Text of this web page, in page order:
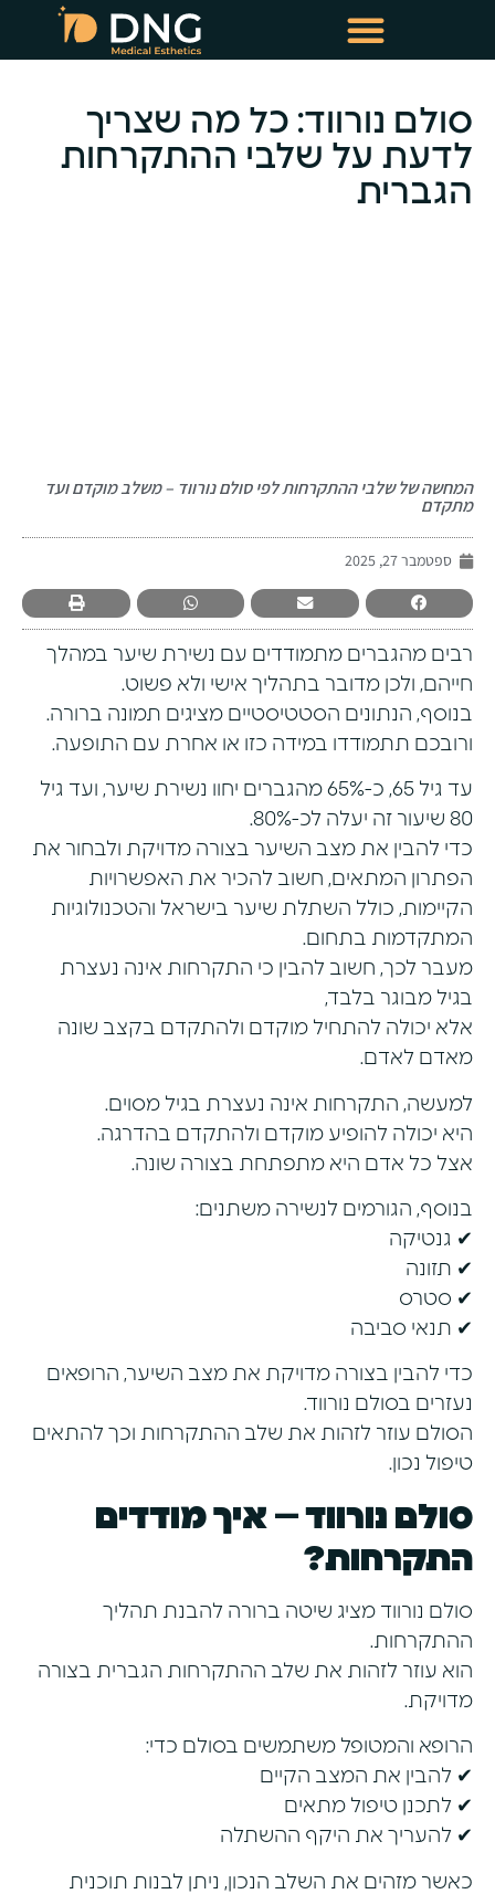
סולם נורווד: כל מה שצריך
לדעת על שלבי ההתקרחות
הגברית
המחשה של שלבי ההתקרחות לפי סולם נורווד – משלב מוקדם ועד
מתקדם
ספטמבר 27, 2025
רבים מהגברים מתמודדים עם נשירת שיער במהלך
חייהם, ולכן מדובר בתהליך אישי ולא פשוט.
בנוסף, הנתונים הסטטיסטיים מציגים תמונה ברורה.
ורובכם תתמודדו במידה כזו או אחרת עם התופעה.
עד גיל 65, כ-65% מהגברים יחוו נשירת שיער, ועד גיל
80 שיעור זה יעלה לכ-80%.
כדי להבין את מצב השיער בצורה מדויקת ולבחור את
הפתרון המתאים, חשוב להכיר את האפשרויות
הקיימות, כולל השתלת שיער בישראל והטכנולוגיות
המתקדמות בתחום.
מעבר לכך, חשוב להבין כי התקרחות אינה נעצרת
בגיל מבוגר בלבד,
אלא יכולה להתחיל מוקדם ולהתקדם בקצב שונה
מאדם לאדם.
למעשה, התקרחות אינה נעצרת בגיל מסוים.
היא יכולה להופיע מוקדם ולהתקדם בהדרגה.
אצל כל אדם היא מתפתחת בצורה שונה.
בנוסף, הגורמים לנשירה משתנים:
✔ גנטיקה
✔ תזונה
✔ סטרס
✔ תנאי סביבה
כדי להבין בצורה מדויקת את מצב השיער, הרופאים
נעזרים בסולם נורווד.
הסולם עוזר לזהות את שלב ההתקרחות וכך להתאים
טיפול נכון.
סולם נורווד – איך מודדים
התקרחות?
סולם נורווד מציג שיטה ברורה להבנת תהליך
ההתקרחות.
הוא עוזר לזהות את שלב ההתקרחות הגברית בצורה
מדויקת.
הרופא והמטופל משתמשים בסולם כדי:
✔ להבין את המצב הקיים
✔ לתכנן טיפול מתאים
✔ להעריך את היקף ההשתלה
כאשר מזהים את השלב הנכון, ניתן לבנות תוכנית